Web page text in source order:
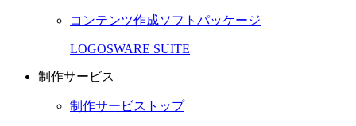
コンテンツ作成ソフトパッケージ
LOGOSWARE SUITE
制作サービス
制作サービストップ